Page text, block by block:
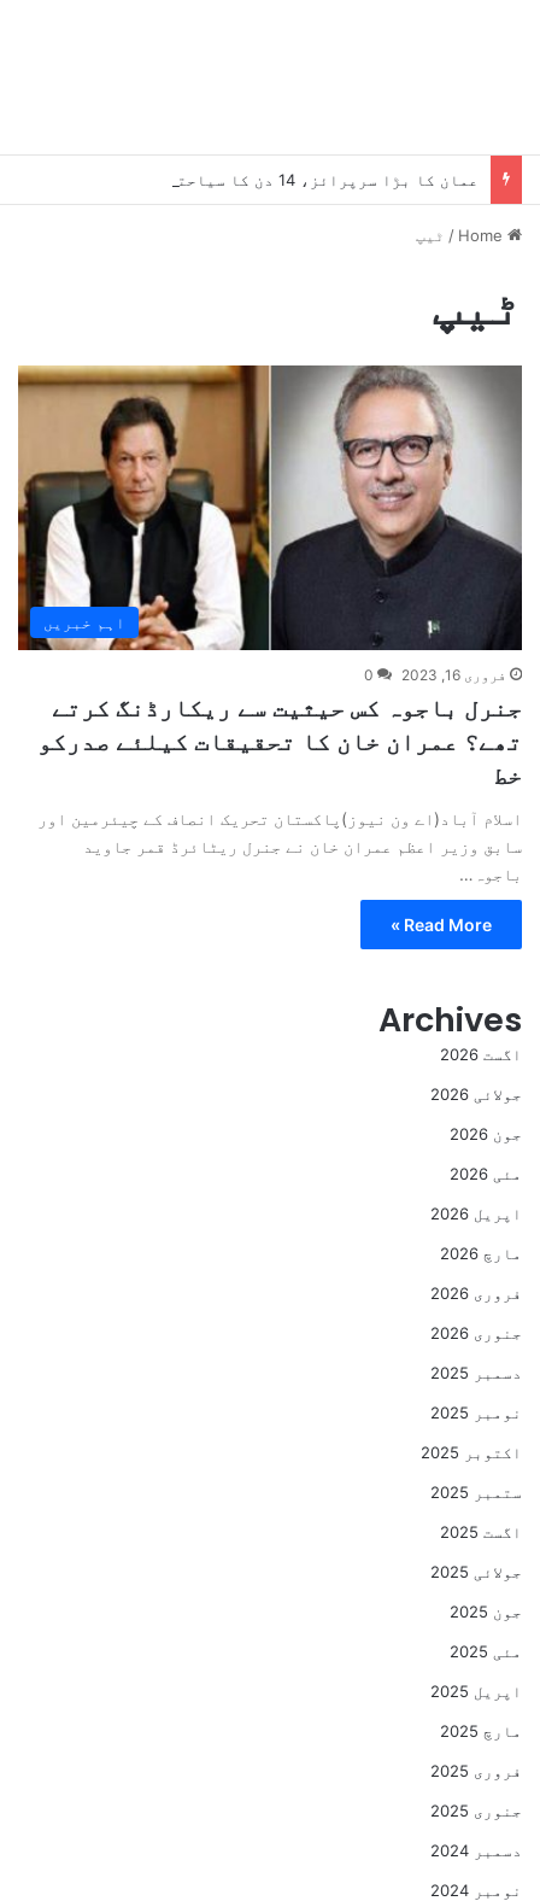
/ ٹیپ
ٹیپ
اہم خبریں
فروری 16, 2023 0
جنرل باجوہ کس حیثیت سے ریکارڈنگ کرتے
تھے؟ عمران خان کا تحقیقات کیلئے صدرکو
خط
اسلام آباد(اے ون نیوز)پاکستان تحریک انصاف کے چیئرمین اور
سابق وزیر اعظم عمران خان نے جنرل ریٹائرڈ قمر جاوید
باجوہ…
Read More »
Archives
اگست 2026
جولائی 2026
جون 2026
مئی 2026
اپریل 2026
مارچ 2026
فروری 2026
جنوری 2026
دسمبر 2025
نومبر 2025
اکتوبر 2025
ستمبر 2025
اگست 2025
جولائی 2025
جون 2025
مئی 2025
اپریل 2025
مارچ 2025
فروری 2025
جنوری 2025
دسمبر 2024
نومبر 2024